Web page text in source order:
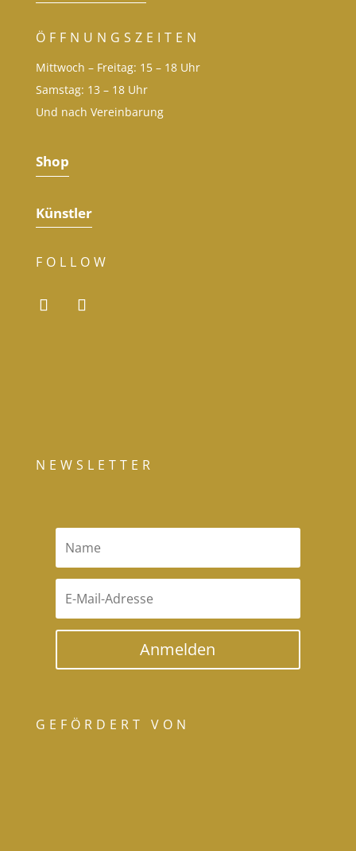
ÖFFNUNGSZEITEN
Mittwoch – Freitag: 15 – 18 Uhr
Samstag: 13 – 18 Uhr
Und nach Vereinbarung
Shop
Künstler
FOLLOW
NEWSLETTER
Anmelden
GEFÖRDERT VON